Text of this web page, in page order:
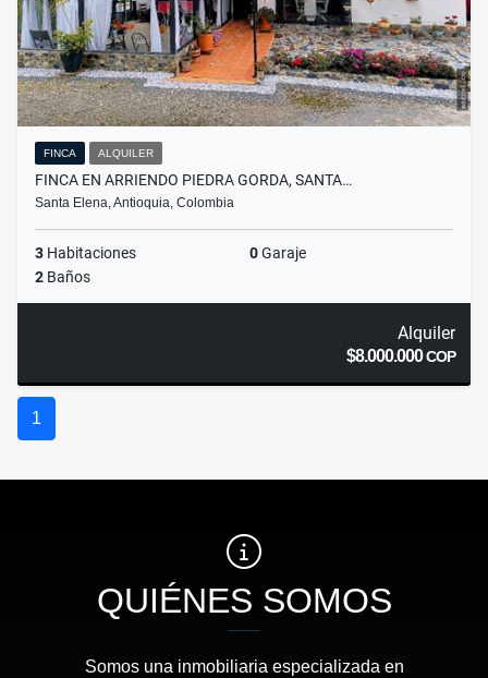
FINCA ALQUILER
FINCA EN ARRIENDO PIEDRA GORDA, SANTA…
Santa Elena, Antioquia, Colombia
3 Habitaciones 0Garaje
2 Baños
Alquiler
$8.000.000COP
1
QUIÉNES SOMOS
Somos una inmobiliaria especializada en